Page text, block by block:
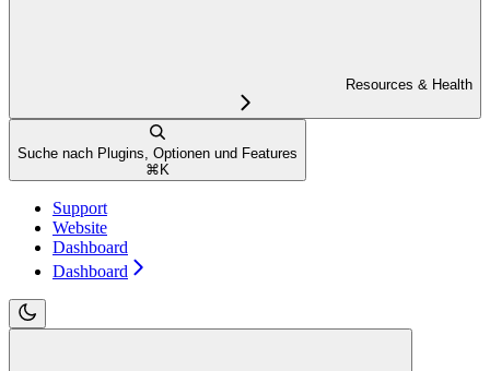
Resources & Health
Suche nach Plugins, Optionen und Features
⌘ K
Support
Website
Dashboard
Dashboard